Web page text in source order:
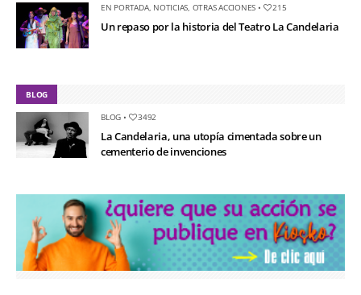
EN PORTADA, NOTICIAS OTRAS ACCIONES • 215
Un repaso por la historia del Teatro La Candelaria
BLOG
BLOG • 3492
La Candelaria, una utopía cimentada sobre un
cementerio de invenciones